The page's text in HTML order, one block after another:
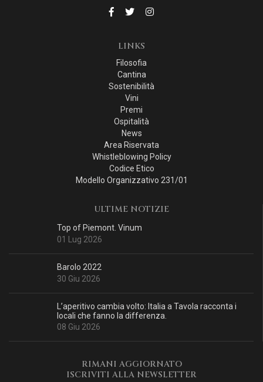
LINKS
Filosofia
Cantina
Sostenibilità
Vini
Premi
Ospitalità
News
Area Riservata
Whistleblowing Policy
Codice Etico
Modello Organizzativo 231/01
ULTIME NOTIZIE
Top of Piemont. Vinum
01 Lug 2026
Barolo 2022
30 Giu 2026
L’aperitivo cambia volto: Italia a Tavola racconta i
locali che fanno la differenza.
08 Giu 2026
RIMANI AGGIORNATO
ISCRIVITI ALLA NEWSLETTER